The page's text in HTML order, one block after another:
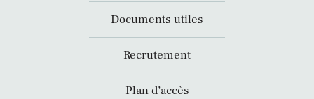
Documents utiles
Recrutement
Plan d’accès